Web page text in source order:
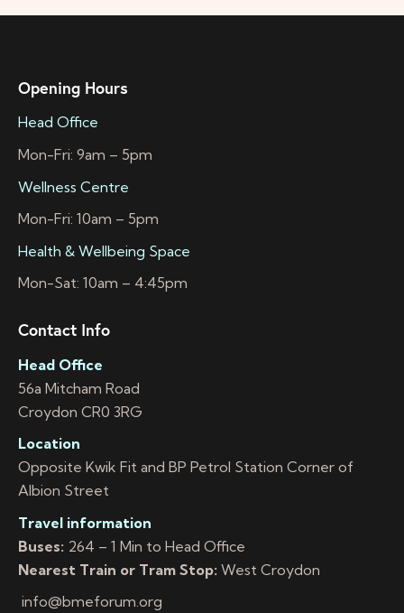
Opening Hours
Head Office
Mon-Fri: 9am – 5pm
Wellness Centre
Mon-Fri: 10am – 5pm
Health & Wellbeing Space
Mon-Sat: 10am – 4:45pm
Contact Info
Head Office
56a Mitcham Road
Croydon CR0 3RG
Location
Opposite Kwik Fit and BP Petrol Station Corner of
Albion Street
Travel information
Buses: 264 – 1 Min to Head Office
Nearest Train or Tram Stop: West Croydon
info@bmeforum.org